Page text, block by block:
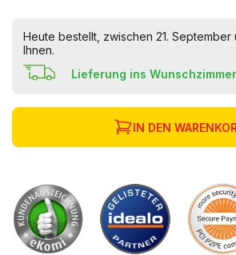
Heute bestellt, zwischen 21.
Ihnen.
Lieferung ins Wunschzimmer
IN DEN